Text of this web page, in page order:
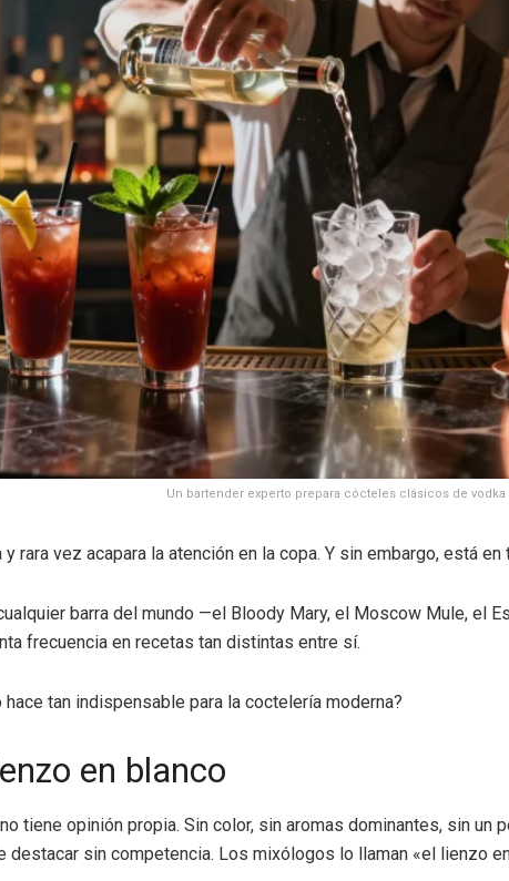
Un bartender experto prepara cócteles clásicos de
rara vez acapara la atención en la copa. Y sin embargo, está en
barra del mundo —el Bloody Mary, el Moscow Mule, el
frecuencia en recetas tan distintas entre sí.
tan indispensable para la coctelería moderna?
en blanco
tiene opinión propia. Sin color, sin aromas dominantes, sin
destacar sin competencia. Los mixólogos lo llaman «el lienzo